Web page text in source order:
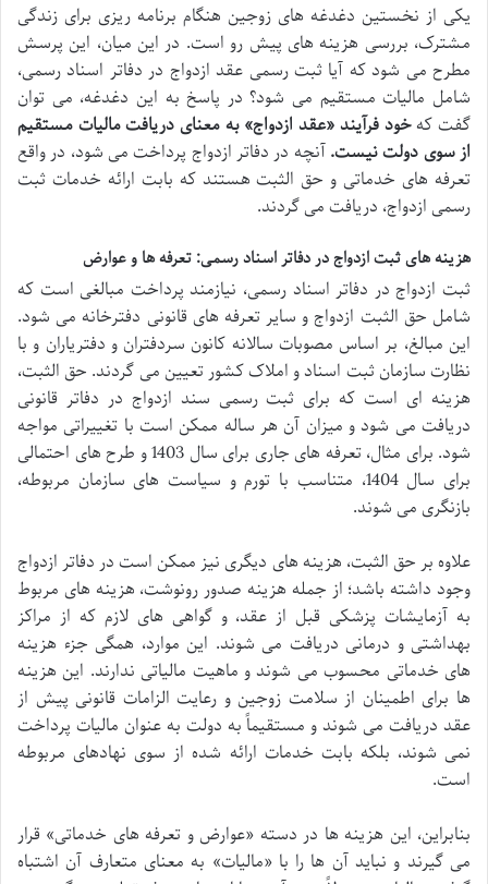
یکی از نخستین دغدغه های زوجین هنگام برنامه ریزی برای زندگی
مشترک، بررسی هزینه های پیش رو است. در این میان، این پرسش
مطرح می شود که آیا ثبت رسمی عقد ازدواج در دفاتر اسناد رسمی،
شامل مالیات مستقیم می شود؟ در پاسخ به این دغدغه، می توان
گفت کهخود فرآیند «عقد ازدواج» به معنای دریافت مالیات مستقیم
از سوی دولت نیست.آنچه در دفاتر ازدواج پرداخت می شود، در واقع
تعرفه های خدماتی و حق الثبت هستند که بابت ارائه خدمات ثبت
رسمی ازدواج، دریافت می گردند.
هزینه های ثبت ازدواج در دفاتر اسناد رسمی: تعرفه ها و عوارض
ثبت ازدواج در دفاتر اسناد رسمی، نیازمند پرداخت مبالغی است که
شامل حق الثبت ازدواج و سایر تعرفه های قانونی دفترخانه می شود.
این مبالغ، بر اساس مصوبات سالانه کانون سردفتران و دفتریاران و با
نظارت سازمان ثبت اسناد و املاک کشور تعیین می گردند. حق الثبت،
هزینه ای است که برای ثبت رسمی سند ازدواج در دفاتر قانونی
دریافت می شود و میزان آن هر ساله ممکن است با تغییراتی مواجه
شود. برای مثال، تعرفه های جاری برای سال 1403 و طرح های احتمالی
برای سال 1404، متناسب با تورم و سیاست های سازمان مربوطه،
بازنگری می شوند.
علاوه بر حق الثبت، هزینه های دیگری نیز ممکن است در دفاتر ازدواج
وجود داشته باشد؛ از جمله هزینه صدور رونوشت، هزینه های مربوط
به آزمایشات پزشکی قبل از عقد، و گواهی های لازم که از مراکز
بهداشتی و درمانی دریافت می شوند. این موارد، همگی جزء هزینه
های خدماتی محسوب می شوند و ماهیت مالیاتی ندارند. این هزینه
ها برای اطمینان از سلامت زوجین و رعایت الزامات قانونی پیش از
عقد دریافت می شوند و مستقیماً به دولت به عنوان مالیات پرداخت
نمی شوند، بلکه بابت خدمات ارائه شده از سوی نهادهای مربوطه
است.
بنابراین، این هزینه ها در دسته «عوارض و تعرفه های خدماتی» قرار
می گیرند و نباید آن ها را با «مالیات» به معنای متعارف آن اشتباه